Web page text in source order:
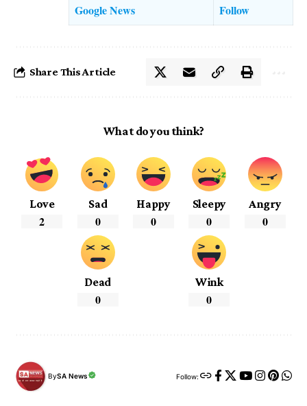
Google News
Follow
Share This Article
What do you think?
Love
2
Sad
0
Happy
0
Sleepy
0
Angry
0
Dead
0
Wink
0
BySA News Follow: